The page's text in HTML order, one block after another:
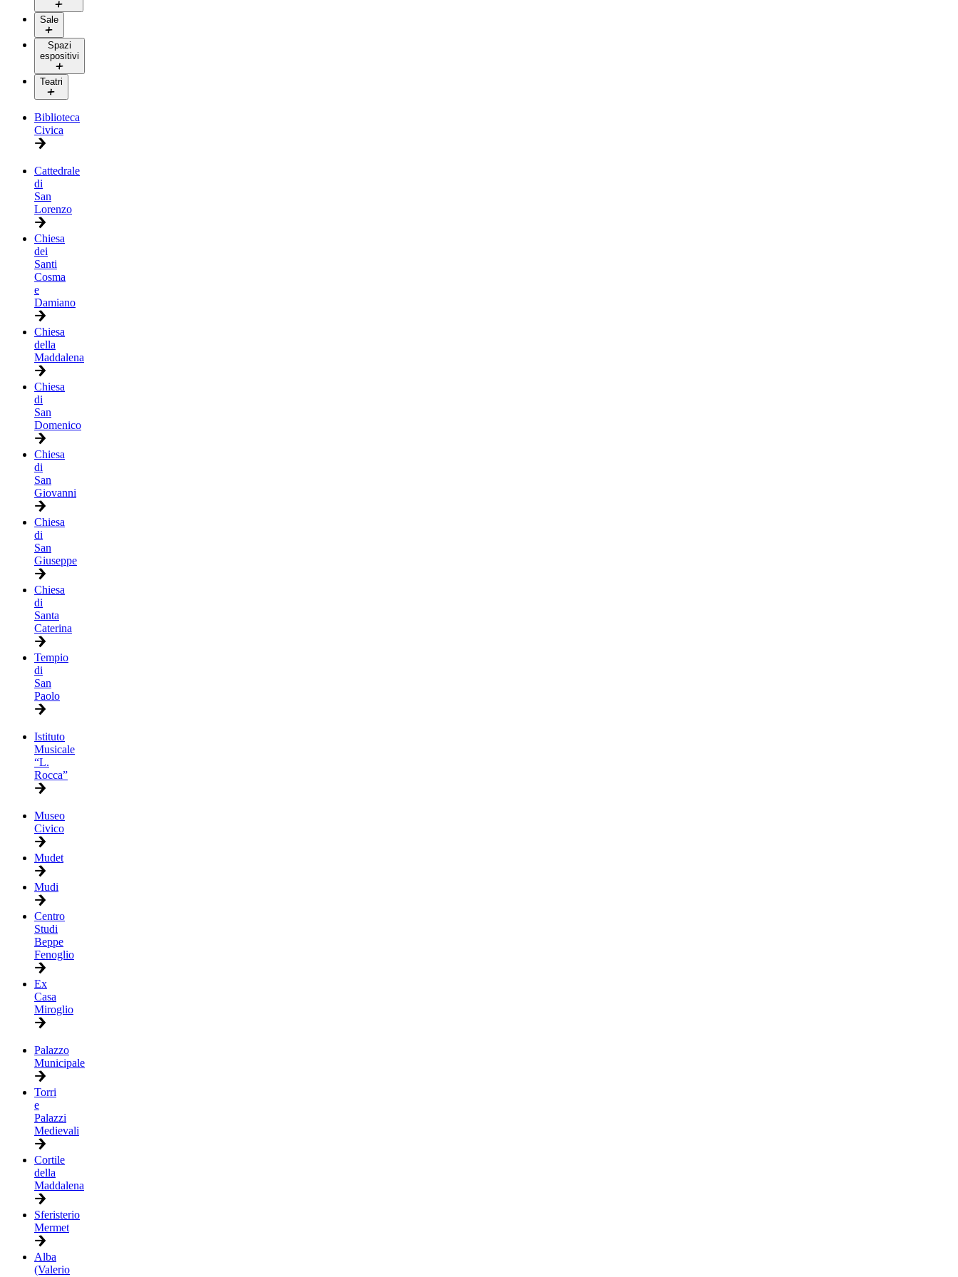
Sale
Spazi
espositivi
Teatri
Biblioteca
Civica
Cattedrale
di
San
Lorenzo
Chiesa
dei
Santi
Cosma
e
Damiano
Chiesa
della
Maddalena
Chiesa
di
San
Domenico
Chiesa
di
San
Giovanni
Chiesa
di
San
Giuseppe
Chiesa
di
Santa
Caterina
Tempio
di
San
Paolo
Istituto
Musicale
“L.
Rocca”
Museo
Civico
Mudet
Mudi
Centro
Studi
Beppe
Fenoglio
Ex
Casa
Miroglio
Palazzo
Municipale
Torri
e
Palazzi
Medievali
Cortile
della
Maddalena
Sferisterio
Mermet
Alba
(Valerio